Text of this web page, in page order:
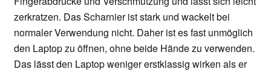
zerkratzen. Das Scharnier ist stark und wackelt bei
normaler Verwendung nicht. Daher ist es fast unmöglich
den Laptop zu öffnen, ohne beide Hände zu verwenden.
Das lässt den Laptop weniger erstklassig wirken als er